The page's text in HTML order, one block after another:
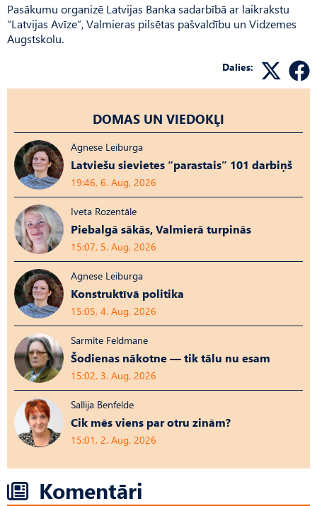
Pasākumu organizē Latvijas Banka sadarbībā ar laikrakstu
“Latvijas Avīze”, Valmieras pilsētas pašvaldību un Vidzemes
Augstskolu.
Dalies:
DOMAS UN VIEDOKĻI
Agnese Leiburga
Latviešu sievietes “parastais” 101 darbiņš
19:46, 6. Aug, 2026
Iveta Rozentāle
Piebalgā sākās, Valmierā turpinās
15:07, 5. Aug, 2026
Agnese Leiburga
Konstruktīvā politika
15:05, 4. Aug, 2026
Sarmīte Feldmane
Šodienas nākotne — tik tālu nu esam
15:02, 3. Aug, 2026
Sallija Benfelde
Cik mēs viens par otru zinām?
15:01, 2. Aug, 2026
Komentāri